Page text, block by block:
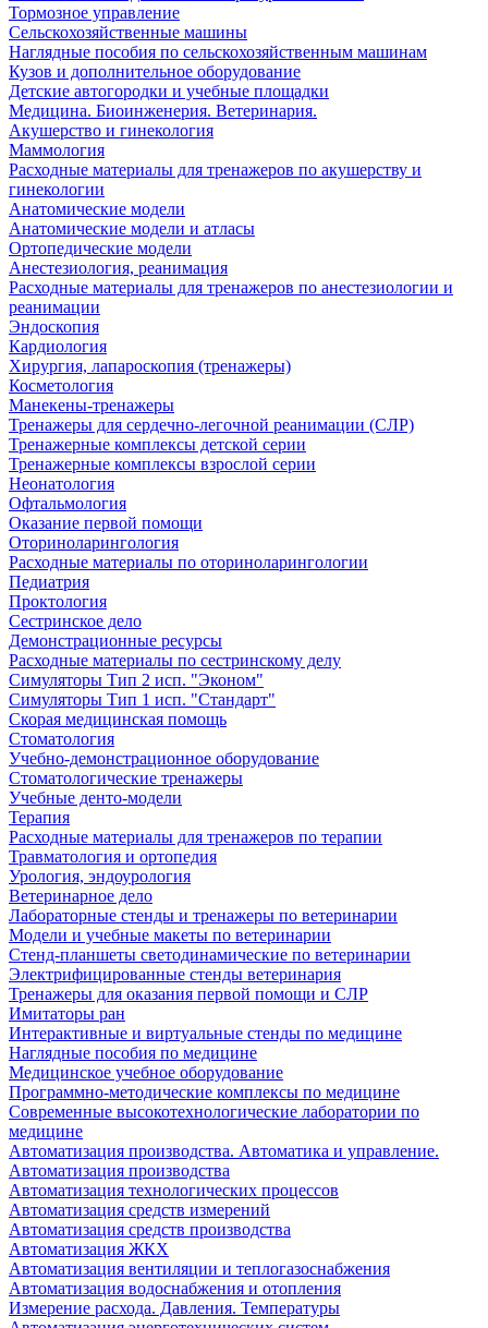
Тормозное управление
Сельскохозяйственные машины
Наглядные пособия по сельскохозяйственным машинам
Кузов и дополнительное оборудование
Детские автогородки и учебные площадки
Медицина. Биоинженерия. Ветеринария.
Акушерство и гинекология
Маммология
Расходные материалы для тренажеров по акушерству и
гинекологии
Анатомические модели
Анатомические модели и атласы
Ортопедические модели
Анестезиология, реанимация
Расходные материалы для тренажеров по анестезиологии и
реанимации
Эндоскопия
Кардиология
Хирургия, лапароскопия (тренажеры)
Косметология
Манекены-тренажеры
Тренажеры для сердечно-легочной реанимации (СЛР)
Тренажерные комплексы детской серии
Тренажерные комплексы взрослой серии
Неонатология
Офтальмология
Оказание первой помощи
Оториноларингология
Расходные материалы по оториноларингологии
Педиатрия
Проктология
Сестринское дело
Демонстрационные ресурсы
Расходные материалы по сестринскому делу
Симуляторы Тип 2 исп. "Эконом"
Симуляторы Тип 1 исп. "Стандарт"
Скорая медицинская помощь
Стоматология
Учебно-демонстрационное оборудование
Стоматологические тренажеры
Учебные денто-модели
Терапия
Расходные материалы для тренажеров по терапии
Травматология и ортопедия
Урология, эндоурология
Ветеринарное дело
Лабораторные стенды и тренажеры по ветеринарии
Модели и учебные макеты по ветеринарии
Стенд-планшеты светодинамические по ветеринарии
Электрифицированные стенды ветеринария
Тренажеры для оказания первой помощи и СЛР
Имитаторы ран
Интерактивные и виртуальные стенды по медицине
Наглядные пособия по медицине
Медицинское учебное оборудование
Программно-методические комплексы по медицине
Современные высокотехнологические лаборатории по
медицине
Автоматизация производства. Автоматика и управление.
Автоматизация производства
Автоматизация технологических процессов
Автоматизация средств измерений
Автоматизация средств производства
Автоматизация ЖКХ
Автоматизация вентиляции и теплогазоснабжения
Автоматизация водоснабжения и отопления
Измерение расхода. Давления. Температуры